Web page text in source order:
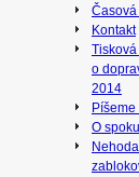
Kontakt
o
2014
O